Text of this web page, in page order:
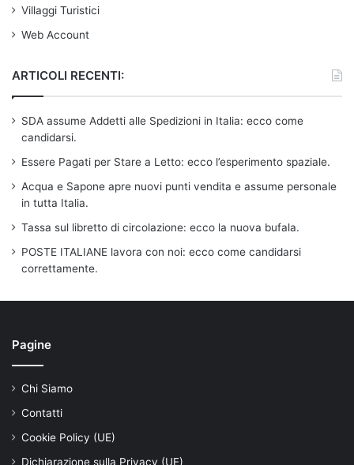
Villaggi Turistici
Web Account
ARTICOLI RECENTI:
SDA assume Addetti alle Spedizioni in Italia: ecco come
candidarsi.
Essere Pagati per Stare a Letto: ecco l’esperimento spaziale.
Acqua e Sapone apre nuovi punti vendita e assume personale
in tutta Italia.
Tassa sul libretto di circolazione: ecco la nuova bufala.
POSTE ITALIANE lavora con noi: ecco come candidarsi
correttamente.
Pagine
Chi Siamo
Contatti
Cookie Policy (UE)
Dichiarazione sulla Privacy (UE)